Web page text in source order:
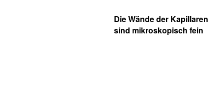
Die Wände der Kapillaren
sind mikroskopisch fein